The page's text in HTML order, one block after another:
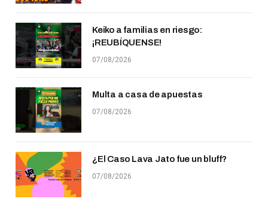
Keiko a familias en riesgo:
¡REUBÍQUENSE!
07/08/2026
Multa a casa de apuestas
07/08/2026
¿El Caso Lava Jato fue un bluff?
07/08/2026